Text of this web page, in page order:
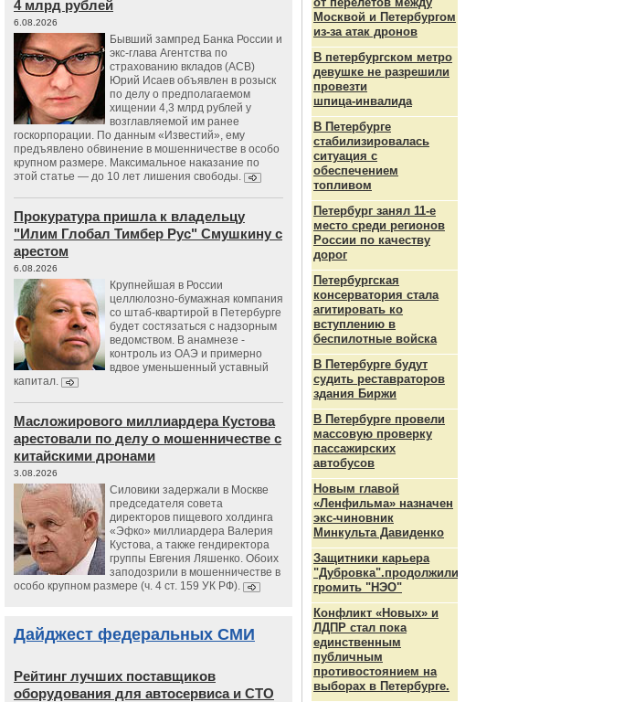
4 млрд рублей
6.08.2026
Бывший зампред Банка России и
экс-глава Агентства по
страхованию вкладов (АСВ)
Юрий Исаев объявлен в розыск
по делу о предполагаемом
хищении 4,3 млрд рублей у
возглавляемой им ранее
госкорпорации. По данным «Известий», ему
предъявлено обвинение в мошенничестве в особо
крупном размере. Максимальное наказание по
этой статье — до 10 лет лишения свободы.
Прокуратура пришла к владельцу
"Илим Глобал Тимбер Рус" Смушкину с
арестом
6.08.2026
Крупнейшая в России
целлюлозно-бумажная компания
со штаб-квартирой в Петербурге
будет состязаться с надзорным
ведомством. В анамнезе -
контроль из ОАЭ и примерно
вдвое уменьшенный уставный
капитал.
Масложирового миллиардера Кустова
арестовали по делу о мошенничестве с
китайскими дронами
3.08.2026
Силовики задержали в Москве
председателя совета
директоров пищевого холдинга
«Эфко» миллиардера Валерия
Кустова, а также гендиректора
группы Евгения Ляшенко. Обоих
заподозрили в мошенничестве в
особо крупном размере (ч. 4 ст. 159 УК РФ).
Дайджест федеральных СМИ
Рейтинг лучших поставщиков
оборудования для автосервиса и СТО
Москвой и Петербургом
из-за атак дронов
В петербургском метро
девушке не разрешили
провезти
шпица‑инвалида
В Петербурге
стабилизировалась
ситуация с
обеспечением
топливом
Петербург занял 11-е
место среди регионов
России по качеству
дорог
Петербургская
консерватория стала
агитировать ко
вступлению в
беспилотные войска
В Петербурге будут
судить реставраторов
здания Биржи
В Петербурге провели
массовую проверку
пассажирских
автобусов
Новым главой
«Ленфильма» назначен
экс-чиновник
Минкульта Давиденко
Защитники карьера
"Дубровка".продолжили
громить "НЭО"
Конфликт «Новых» и
ЛДПР стал пока
единственным
публичным
противостоянием на
выборах в Петербурге.